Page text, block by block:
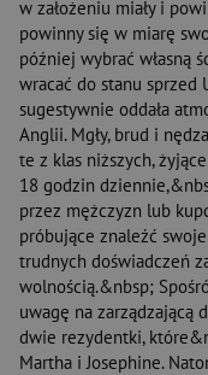
w założeniu miały i
powinny się w miarę
później wybrać własną
wracać do stanu sprzed
sugestywnie oddała
Anglii. Mgły, brud i
te z klas niższych,
18 godzin
przez mężczyzn lub
próbujące znaleźć
trudnych doświadczeń
wolnością.&nbsp;
uwagę na zarządzającą
dwie rezydentki,
Martha i Josephine.